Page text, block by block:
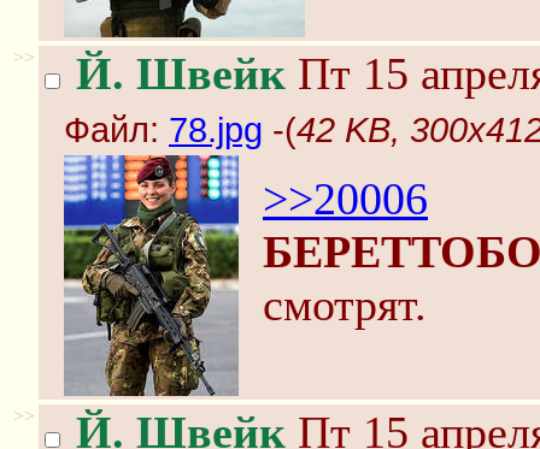
>> Й. Швейк Пт 15
Файл: 78.jpg -(42 KB,
>>20006
смотрят.
>> Й. Швейк Пт 15